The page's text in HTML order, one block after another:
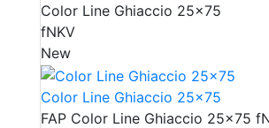
Color Line Ghiaccio 25x75
fNKV
New
Color Line Ghiaccio 25x75
FAP Color Line Ghiaccio 25x75